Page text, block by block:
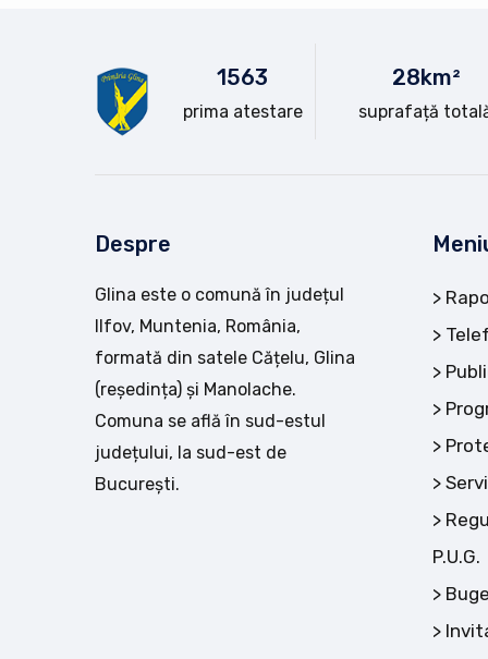
1563
prima atestare
28km²
suprafață
Despre
Glina este o comună în județul
Ilfov, Muntenia, România,
formată din satele Cățelu, Glina
(reședința) și Manolache.
Comuna se află în sud-estul
județului, la sud-est de
București.
P.U.G.